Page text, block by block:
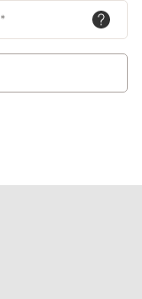
*